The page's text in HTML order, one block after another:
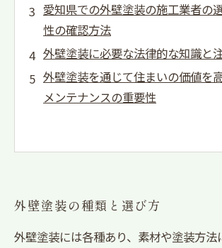
愛知県での外壁塗装の施工業者の
性の確認方法
外壁塗装に必要な法律的な知識と
外壁塗装を通じて住まいの価値を
メンテナンスの重要性
外壁塗装の種類と選び方
外壁塗装には各種あり、素材や塗装方法